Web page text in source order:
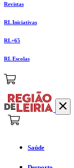
Revistas
RL Iniciativas
RL+65
RL Escolas
Saúde